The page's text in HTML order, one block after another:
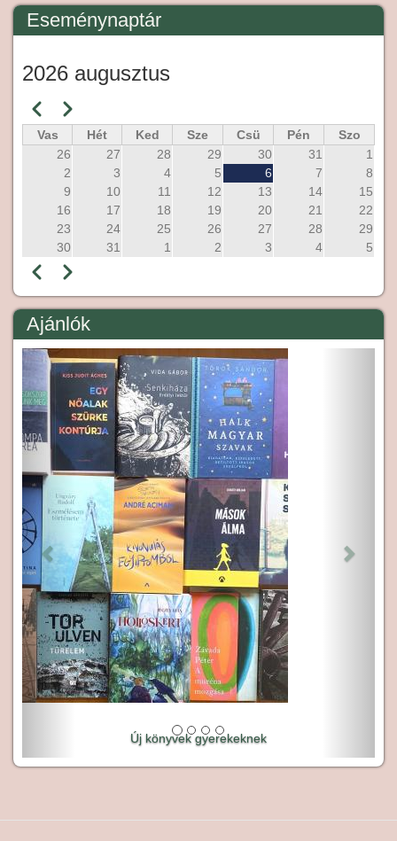
Eseménynaptár
2026 augusztus
Oldalszámozás
Előző
Következő
Vas
Hét Ked Sze Csü Pén
Szo
26
27 28 29 30 31
1
2
3 4 5 6 7
8
9
10 11 12 13 14
15
16
17 18 19 20 21
22
23
24 25 26 27 28
29
30
31 1 2 3 4 5
Oldalszámozás
Előző Következő
Ajánlók
Új könyvek gyerekeknek
Előző